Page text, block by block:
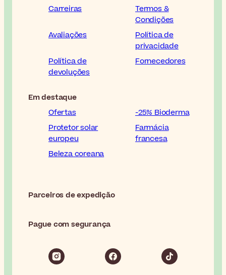
Carreiras
Termos &
Condições
Avaliações
Política de
privacidade
Política de
devoluções
Fornecedores
Em destaque
Ofertas
-25% Bioderma
Protetor solar
europeu
Farmácia
francesa
Beleza coreana
Parceiros de expedição
Pague com segurança